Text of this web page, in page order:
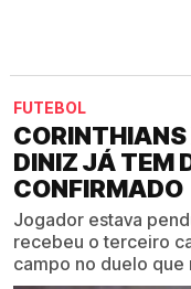
FUTEBOL
CORINTHIANS
DINIZ JÁ TEM
CONFIRMADO
Jogador estava
recebeu o terceiro
campo no duelo